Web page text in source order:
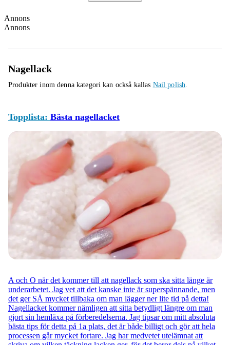
Annons
Annons
Nagellack
Produkter inom denna kategori kan också kallas Nail polish.
Topplista: Bästa nagellacket
A och O när det kommer till att nagellack som ska sitta länge är
underarbetet. Jag vet att det kanske inte är superspännande, men
det ger SÅ mycket tillbaka om man lägger ner lite tid på detta!
Nagellacket kommer nämligen att sitta betydligt längre om man
gjort sin hemläxa på förberedelserna. Jag tipsar om mitt absoluta
bästa tips för detta på 1a plats, det är både billigt och gör att hela
processen går mycket fortare. Jag har medvetet utelämnat att